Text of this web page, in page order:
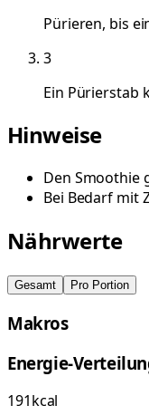
Pürieren, bis
3
Ein Pürierstab
Hinweise
Den Smoothie
Bei Bedarf mit
Nährwerte
Gesamt Pro Portion
Makros
Energie-
191kcal